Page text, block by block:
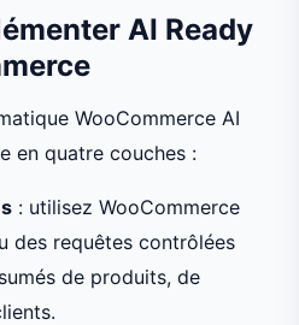
AI Ready
WooCommerce AI
en quatre couches :
: utilisez WooCommerce
des requêtes contrôlées
de produits, de